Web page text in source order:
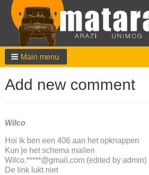
Main menu
Add new comment
Wilco
Hoi Ik ben een 406 aan het opknappen
Kun je het schema mailen
Wilco.*****@gmail.com (edited by admin)
De link lukt niet